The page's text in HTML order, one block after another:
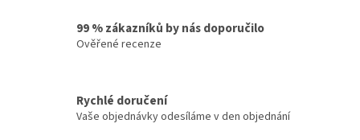
99 % zákazníků by nás doporučilo
Ověřené recenze
Rychlé doručení
Vaše objednávky odesíláme v den objednání